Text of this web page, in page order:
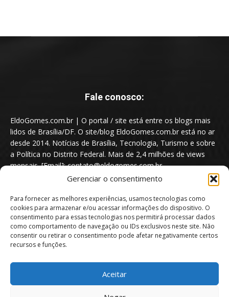
Gerenciar o consentimento
Para fornecer as melhores experiências, usamos tecnologias como
cookies para armazenar e/ou acessar informações do dispositivo. O
consentimento para essas tecnologias nos permitirá processar dados
como comportamento de navegação ou IDs exclusivos neste site. Não
consentir ou retirar o consentimento pode afetar negativamente certos
recursos e funções.
Aceitar
Fale conosco:
EldoGomes.com.br | O portal / site está entre os blogs mais
lidos de Brasília/DF. O site/blog EldoGomes.com.br está no ar
desde 2014. Notícias de Brasília, Tecnologia, Turismo e sobre
a Política no Distrito Federal. Mais de 2,4 milhões de views
mensais. [Email]: contato@eldogomes.com.br
Portal EldoGomes.com.br | Entre os Blogs mais lidos de Brasília/DF. |